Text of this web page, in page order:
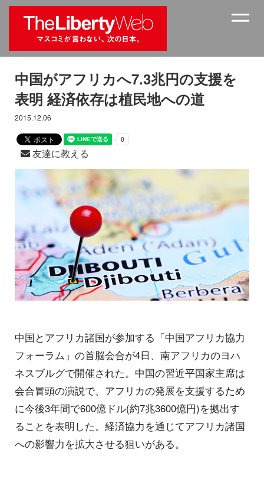
中国がアフリカへ7.3兆円の支援を
表明 経済依存は植民地への道
2015.12.06
友達に教える
中国とアフリカ諸国が参加する「中国アフリカ協力
フォーラム」の首脳会合が4日、南アフリカのヨハ
ネスブルグで開催された。中国の習近平国家主席は
会合冒頭の演説で、アフリカの発展を支援するため
に今後3年間で600億ドル(約7兆3600億円)を拠出す
ることを表明した。経済協力を通じてアフリカ諸国
への影響力を拡大させる狙いがある。